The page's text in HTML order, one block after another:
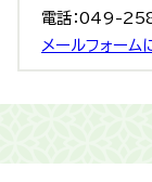
電話：049-
メールフォーム